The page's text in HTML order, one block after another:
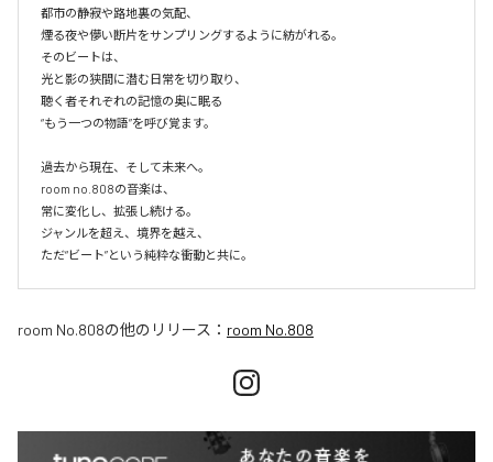
都市の静寂や路地裏の気配、
煙る夜や儚い断片をサンプリングするように紡がれる。
そのビートは、
光と影の狭間に潜む日常を切り取り、
聴く者それぞれの記憶の奥に眠る
“もう一つの物語”を呼び覚ます。
過去から現在、そして未来へ。
room no.808の音楽は、
常に変化し、拡張し続ける。
ジャンルを超え、境界を越え、
room No.808の他のリリース： room No.808